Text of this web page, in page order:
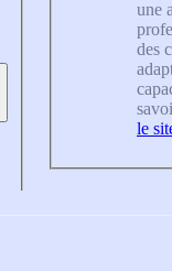
une
des
le